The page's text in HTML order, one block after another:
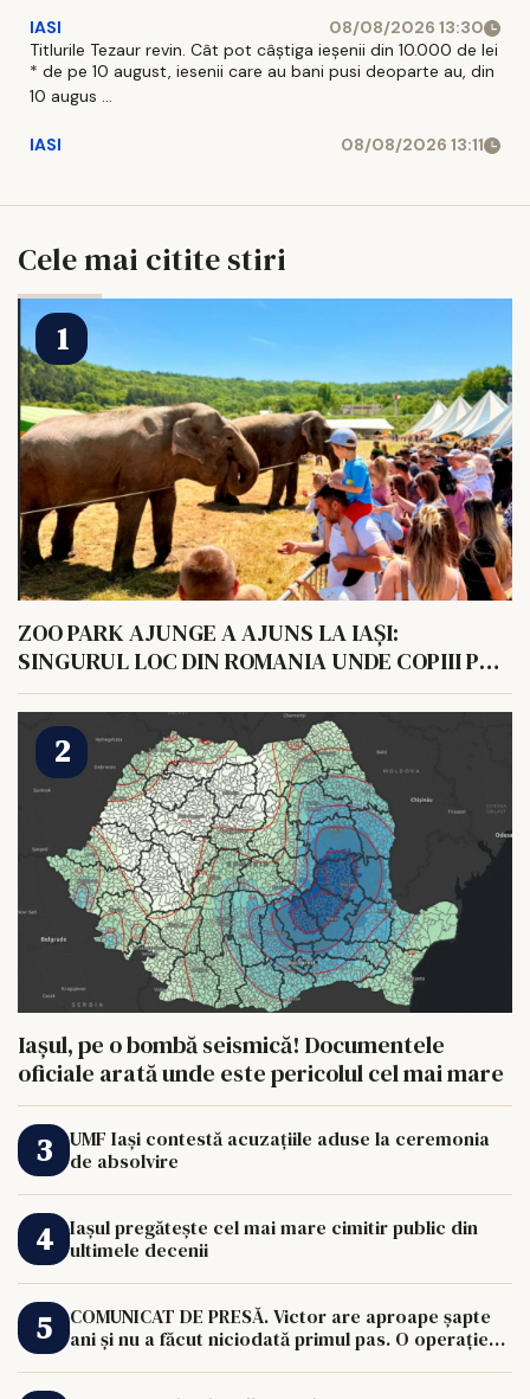
IASI
08/08/2026 13:30
Titlurile Tezaur revin. Cât pot câștiga ieșenii din 10.000 de lei
* de pe 10 august, iesenii care au bani pusi deoparte au, din
10 augus ...
IASI 08/08/2026 13:11
Cele mai citite stiri
ZOO PARK AJUNGE A AJUNS LA IAȘI:
SINGURUL LOC DIN ROMANIA UNDE COPIII POT
HRANI UN ELEFANT
Iașul, pe o bombă seismică! Documentele
oficiale arată unde este pericolul cel mai mare
UMF Iași contestă acuzațiile aduse la ceremonia
de absolvire
Iașul pregătește cel mai mare cimitir public din
ultimele decenii
COMUNICAT DE PRESĂ. Victor are aproape șapte
ani și nu a făcut niciodată primul pas. O operație